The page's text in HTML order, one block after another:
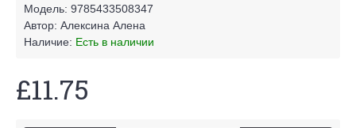
Модель: 9785433508347
Автор: Алексина Алена
Наличие: Есть в наличии
£11.75